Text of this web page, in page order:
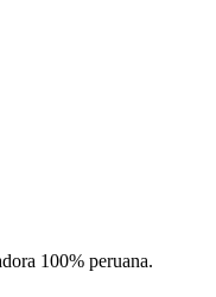
100% peruana.